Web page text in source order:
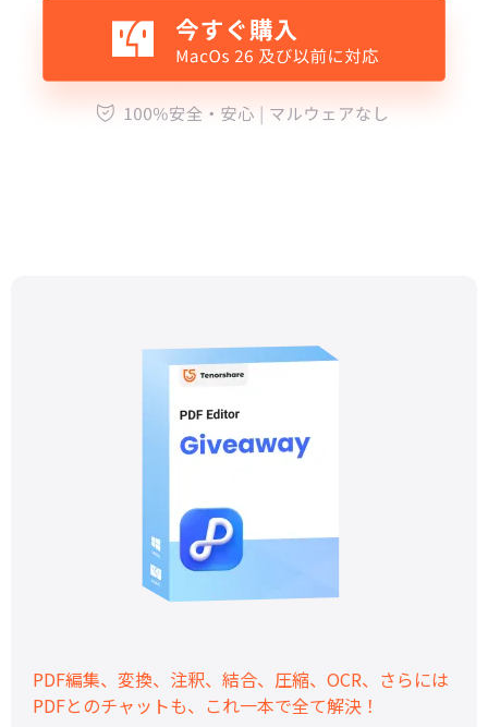
PDF編集、変換、注釈、結合、圧縮、OCR、さらには
PDFとのチャットも、これ一本で全て解決！